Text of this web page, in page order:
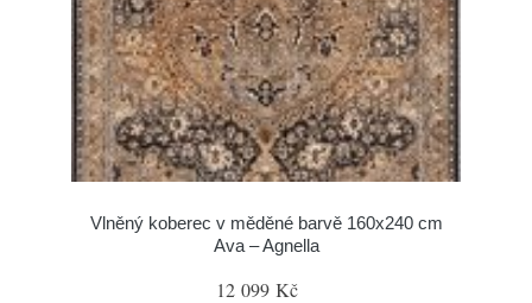
Vlněný koberec v měděné barvě 160x240 cm
Ava – Agnella
12 099 Kč